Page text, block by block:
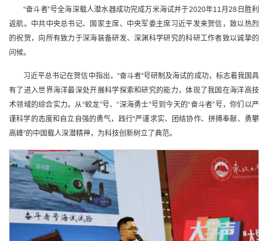
“奋斗者”号全海深载人潜水器成功完成万米海试并于2020年11月28日胜利
返航。中共中央总书记、国家主席、中央军委主席习近平发来贺信，致以热烈
的祝贺，向所有致力于深海装备研发、深渊科学研究的科研工作者致以诚挚的
问候。
习近平总书记在贺信中指出，“奋斗者”号研制及海试的成功，标志着我国具
有了进入世界海洋最深处开展科学探索和研究的能力，体现了我国在海洋高技
术领域的综合实力。从“蛟龙”号、“深海勇士”号到今天的“奋斗者”号，你们以严
谨科学的态度和自立自强的勇气，践行“严谨求实、团结协作、拼搏奉献、勇攀
高峰”的中国载人深潜精神，为科技创新树立了典范。